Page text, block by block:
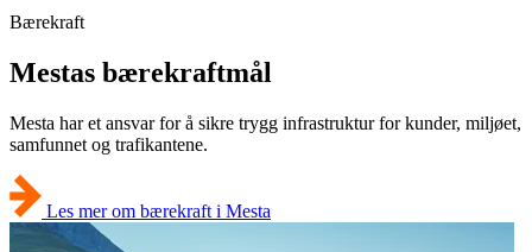
Bærekraft
Mestas bærekraftmål
Mesta har et ansvar for å sikre trygg infrastruktur for kunder, miljøet,
samfunnet og trafikantene.
Les mer om bærekraft i Mesta